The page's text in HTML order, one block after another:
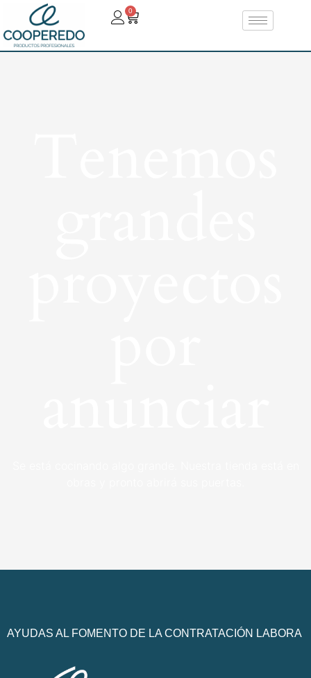
0
AYUDAS AL FOMENTO DE LA CONTRATACIÓN LABORA